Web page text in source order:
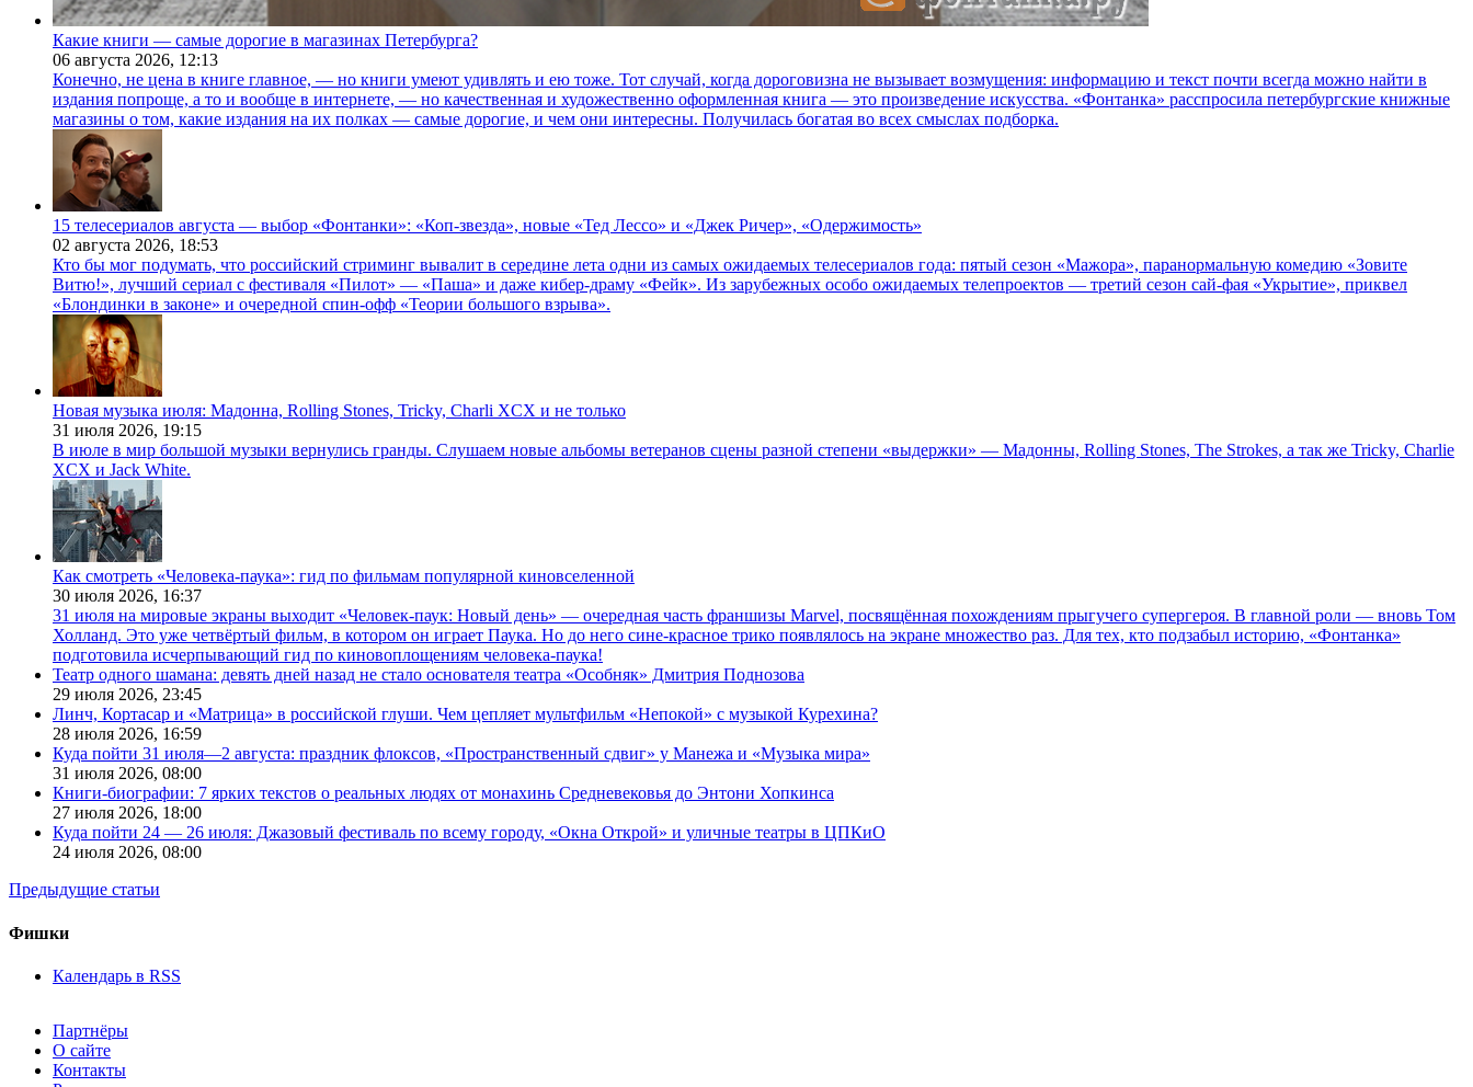
Какие книги — самые дорогие в магазинах Петербурга?
06 августа 2026, 12:13
Конечно, не цена в книге главное, — но книги умеют удивлять и ею тоже. Тот случай, когда дороговизна не вызывает возмущения: информацию и текст почти всегда можно найти в
издания попроще, а то и вообще в интернете, — но качественная и художественно оформленная книга — это произведение искусства. «Фонтанка» расспросила петербургские книжные
магазины о том, какие издания на их полках — самые дорогие, и чем они интересны. Получилась богатая во всех смыслах подборка.
15 телесериалов августа — выбор «Фонтанки»: «Коп-звезда», новые «Тед Лессо» и «Джек Ричер», «Одержимость»
02 августа 2026, 18:53
Кто бы мог подумать, что российский стриминг вывалит в середине лета одни из самых ожидаемых телесериалов года: пятый сезон «Мажора», паранормальную комедию «Зовите
Витю!», лучший сериал с фестиваля «Пилот» — «Паша» и даже кибер-драму «Фейк». Из зарубежных особо ожидаемых телепроектов — третий сезон сай-фая «Укрытие», приквел
«Блондинки в законе» и очередной спин-офф «Теории большого взрыва».
Новая музыка июля: Мадонна, Rolling Stones, Tricky, Charli XCX и не только
31 июля 2026, 19:15
В июле в мир большой музыки вернулись гранды. Слушаем новые альбомы ветеранов сцены разной степени «выдержки» — Мадонны, Rolling Stones, The Strokes, а так же Tricky, Charlie
XCX и Jack White.
Как смотреть «Человека-паука»: гид по фильмам популярной киновселенной
30 июля 2026, 16:37
31 июля на мировые экраны выходит «Человек-паук: Новый день» — очередная часть франшизы Marvel, посвящённая похождениям прыгучего супергероя. В главной роли — вновь Том
Холланд. Это уже четвёртый фильм, в котором он играет Паука. Но до него сине-красное трико появлялось на экране множество раз. Для тех, кто подзабыл историю, «Фонтанка»
подготовила исчерпывающий гид по киновоплощениям человека-паука!
Театр одного шамана: девять дней назад не стало основателя театра «Особняк» Дмитрия Поднозова
29 июля 2026, 23:45
Линч, Кортасар и «Матрица» в российской глуши. Чем цепляет мультфильм «Непокой» с музыкой Курехина?
28 июля 2026, 16:59
Куда пойти 31 июля—2 августа: праздник флоксов, «Пространственный сдвиг» у Манежа и «Музыка мира»
31 июля 2026, 08:00
Книги-биографии: 7 ярких текстов о реальных людях от монахинь Средневековья до Энтони Хопкинса
27 июля 2026, 18:00
Куда пойти 24 — 26 июля: Джазовый фестиваль по всему городу, «Окна Открой» и уличные театры в ЦПКиО
24 июля 2026, 08:00
Предыдущие статьи
Фишки
Календарь в RSS
Партнёры
О сайте
Контакты